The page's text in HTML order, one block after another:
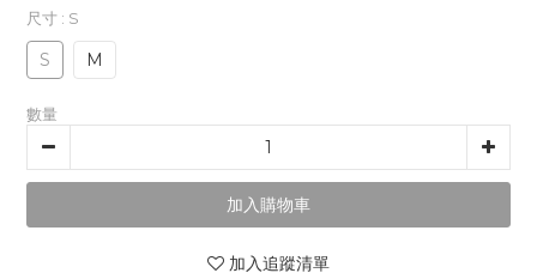
尺寸 : S
S M
數量
加入購物車
加入追蹤清單